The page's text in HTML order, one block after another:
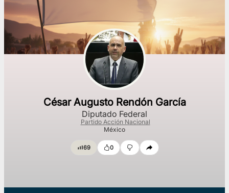
César Augusto Rendón García
Diputado Federal
Partido Acción Nacional
México
69 0